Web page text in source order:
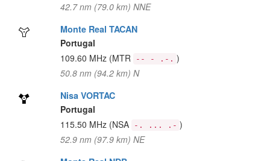
42.7 nm (79.0 km) NNE
Monte Real TACAN
Portugal
109.60 MHz (MTR -- - .-. )
50.8 nm (94.2 km) N
Nisa VORTAC
Portugal
115.50 MHz (NSA -. ... .- )
52.9 nm (97.9 km) NE